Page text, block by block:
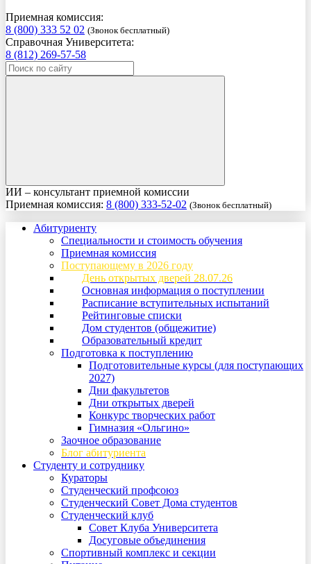
Приемная комиссия:
8 (800) 333 52 02 (Звонок бесплатный)
Справочная Университета:
8 (812) 269-57-58
ИИ – консультант приемной комиссии
Приемная комиссия: 8 (800) 333-52-02 (Звонок бесплатный)
Абитуриенту
Специальности и стоимость обучения
Приемная комиссия
Поступающему в 2026 году
День открытых дверей 28.07.26
Основная информация о поступлении
Расписание вступительных испытаний
Рейтинговые списки
Дом студентов (общежитие)
Образовательный кредит
Подготовка к поступлению
Подготовительные курсы (для поступающих
2027)
Дни факультетов
Дни открытых дверей
Конкурс творческих работ
Гимназия «Ольгино»
Заочное образование
Блог абитуриента
Студенту и сотруднику
Кураторы
Студенческий профсоюз
Студенческий Совет Дома студентов
Студенческий клуб
Совет Клуба Университета
Досуговые объединения
Спортивный комплекс и секции